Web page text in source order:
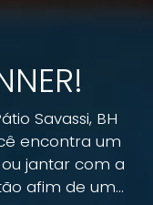
Savassi, BH
encontra um
jantar com a
afim de um...